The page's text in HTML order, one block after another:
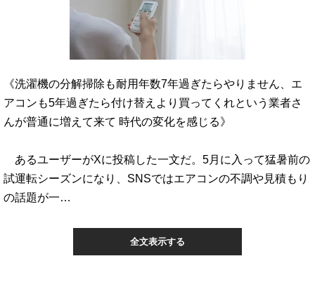
《洗濯機の分解掃除も耐用年数7年過ぎたらやりません、エ
アコンも5年過ぎたら付け替えより買ってくれという業者さ
んが普通に増えて来て 時代の変化を感じる》
あるユーザーがXに投稿した一文だ。5月に入って猛暑前の
試運転シーズンになり、SNSではエアコンの不調や見積もり
の話題が一…
全文表示する